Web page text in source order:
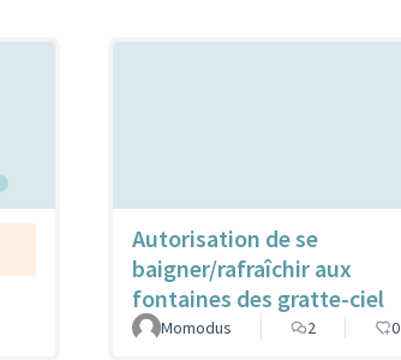
Autorisation de se
baigner/rafraîchir aux
fontaines des gratte-ciel
Momodus 2 0